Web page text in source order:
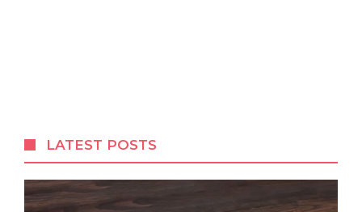
LATEST POSTS